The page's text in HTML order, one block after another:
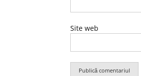
Site web